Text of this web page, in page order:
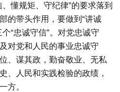
懂规矩、守纪律”的要求落到
的带头作用，要做到“讲诚
“忠诚守信”。对党忠诚守
对党和人民的事业忠诚守
、谋其政，勤奋敬业、无私
、人民和实践检验的政绩，
方。